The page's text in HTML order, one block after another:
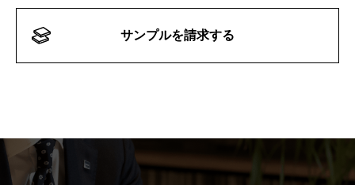
サンプルを請求する